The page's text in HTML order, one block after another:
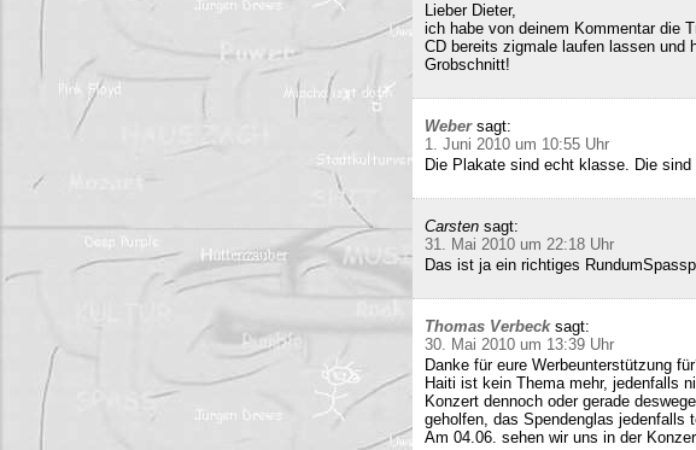
Lieber Dieter,
ich habe von deinem Kommentar die
CD bereits zigmale laufen lassen und
Grobschnitt!
Weber sagt:
1. Juni 2010 um 10:55 Uhr
Die Plakate sind echt klasse. Die
Carsten sagt:
31. Mai 2010 um 22:18 Uhr
Das ist ja ein richtiges
Thomas Verbeck sagt:
30. Mai 2010 um 13:39 Uhr
Danke für eure Werbeunterstützung
Haiti ist kein Thema mehr, jedenfalls
Konzert dennoch oder gerade
geholfen, das Spendenglas jedenfalls
Am 04.06. sehen wir uns in der